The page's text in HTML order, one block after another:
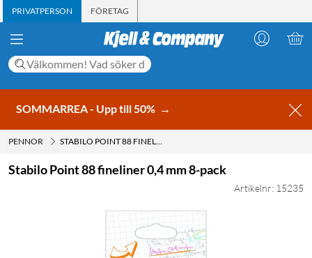
PRIVATPERSON FÖRETAG
SOMMARREA - Upp till 50% →
PENNOR STABILO POINT 88 FINELINER 0,4 MM 8-PACK
Stabilo Point 88 fineliner 0,4 mm 8-pack
Artikelnr: 15235